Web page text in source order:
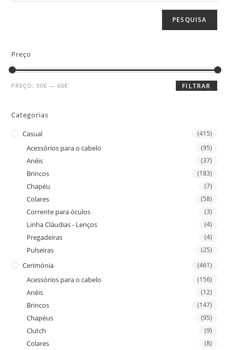
PESQUISA
Preço
FILTRAR
PREÇO: 50€ —60€
Categorias
Casual (415)
Acessórios para o cabelo (95)
Anéis (37)
Brincos (183)
Chapéu (7)
Colares (58)
Corrente para óculos (3)
Linha Cláudias - Lenços (4)
Pregadeiras (4)
Pulseiras (25)
Cerimónia (461)
Acessórios para o cabelo (156)
Anéis (12)
Brincos (147)
Chapéus (95)
Clutch (9)
Colares (8)